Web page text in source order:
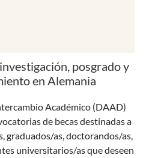
posgrado y
en Alemania
Académico (DAAD)
de becas destinadas a
graduados/as, doctorandos/as,
universitarios/as que deseen